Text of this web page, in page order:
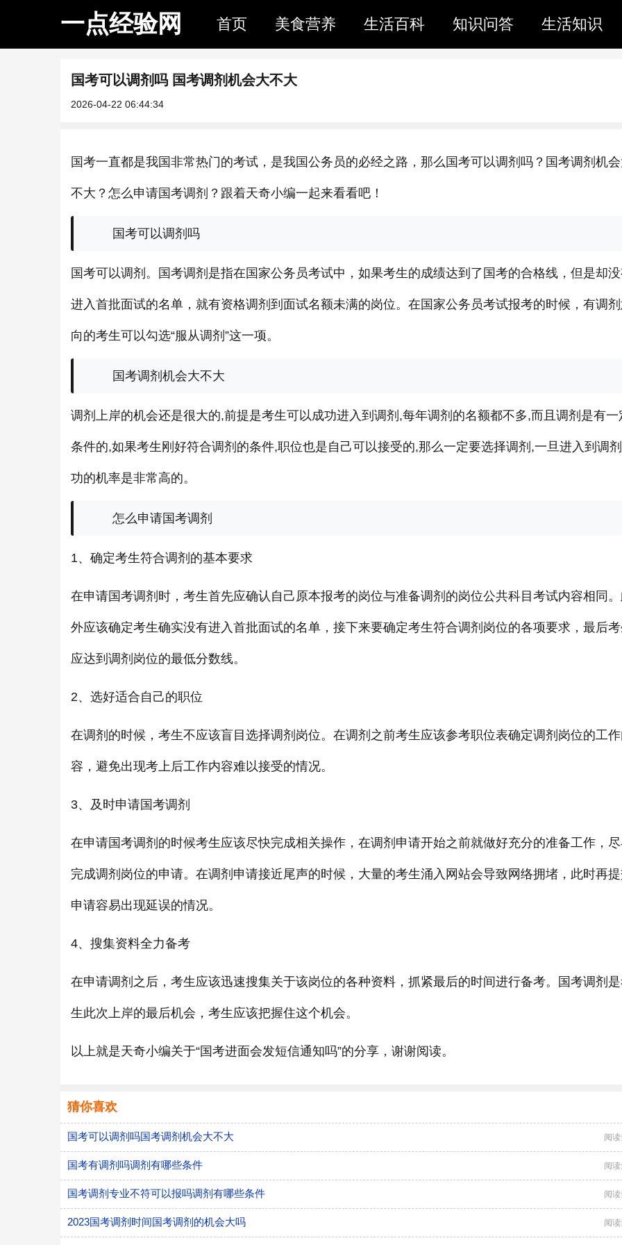
一点经验网 首页 美食营养 生活百科 知识问答 生活知识
国考可以调剂吗 国考调剂机会大不大
2026-04-22 06:44:34
国考一直都是我国非常热门的考试，是我国公务员的必经之路，那么国考可以调剂吗？国考调剂机
不大？怎么申请国考调剂？跟着天奇小编一起来看看吧！
国考可以调剂吗
国考可以调剂。国考调剂是指在国家公务员考试中，如果考生的成绩达到了国考的合格线，但是却
进入首批面试的名单，就有资格调剂到面试名额未满的岗位。在国家公务员考试报考的时候，有调
向的考生可以勾选“服从调剂”这一项。
国考调剂机会大不大
调剂上岸的机会还是很大的,前提是考生可以成功进入到调剂,每年调剂的名额都不多,而且调剂是有一
条件的,如果考生刚好符合调剂的条件,职位也是自己可以接受的,那么一定要选择调剂,一旦进入到调
功的机率是非常高的。
怎么申请国考调剂
1、确定考生符合调剂的基本要求
在申请国考调剂时，考生首先应确认自己原本报考的岗位与准备调剂的岗位公共科目考试内容相同
外应该确定考生确实没有进入首批面试的名单，接下来要确定考生符合调剂岗位的各项要求，最后考
应达到调剂岗位的最低分数线。
2、选好适合自己的职位
在调剂的时候，考生不应该盲目选择调剂岗位。在调剂之前考生应该参考职位表确定调剂岗位的工
容，避免出现考上后工作内容难以接受的情况。
3、及时申请国考调剂
在申请国考调剂的时候考生应该尽快完成相关操作，在调剂申请开始之前就做好充分的准备工作，
完成调剂岗位的申请。在调剂申请接近尾声的时候，大量的考生涌入网站会导致网络拥堵，此时再
申请容易出现延误的情况。
4、搜集资料全力备考
在申请调剂之后，考生应该迅速搜集关于该岗位的各种资料，抓紧最后的时间进行备考。国考调剂
生此次上岸的最后机会，考生应该把握住这个机会。
以上就是天奇小编关于“国考进面会发短信通知吗”的分享，谢谢阅读。
猜你喜欢
国考可以调剂吗国考调剂机会大不大 阅
国考有调剂吗调剂有哪些条件 阅
国考调剂专业不符可以报吗调剂有哪些条件 阅
2023国考调剂时间国考调剂的机会大吗 阅